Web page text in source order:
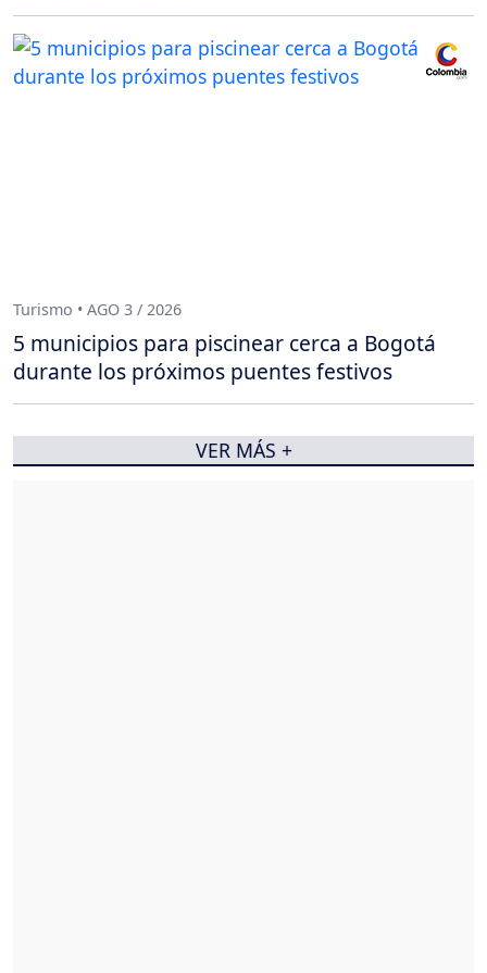
Turismo • AGO 3 / 2026
5 municipios para piscinear cerca a Bogotá
durante los próximos puentes festivos
VER MÁS +